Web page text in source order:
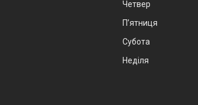
Четвер
Пʼятниця
Субота
Неділя